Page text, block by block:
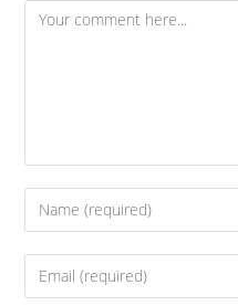
Comment
Enter
your
name
Enter
your